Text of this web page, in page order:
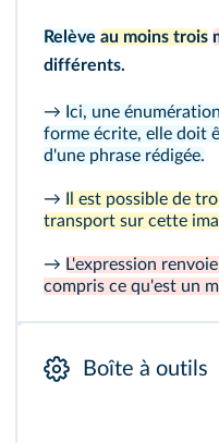
Relève au moins trois
différents.
→ Ici, une
forme écrite, elle doit
d'une phrase rédigée.
→
Il est possible de
transport sur cette
→ L'expression
compris ce qu'est un
Boîte à outils